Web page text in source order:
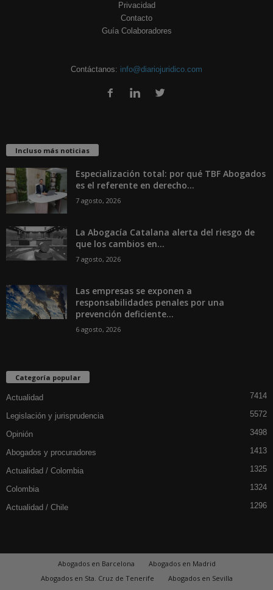
Privacidad
Contacto
Guía Colaboradores
Contáctanos: info@diariojuridico.com
Incluso más noticias
Especialización total: por qué TBF Abogados
es el referente en derecho...
7 agosto, 2026
La Abogacía Catalana alerta del riesgo de
que los cambios en...
7 agosto, 2026
Las empresas se exponen a
responsabilidades penales por una
prevención deficiente...
6 agosto, 2026
Categoría popular
Actualidad 7414
Legislación y jurisprudencia 5572
Opinión 3498
Abogados y procuradores 1413
Actualidad / Colombia 1325
Colombia 1324
Actualidad / Chile 1296
Abogados en Barcelona
Abogados en Madrid
Abogados en Sta. Cruz de Tenerife
Abogados en Sevilla